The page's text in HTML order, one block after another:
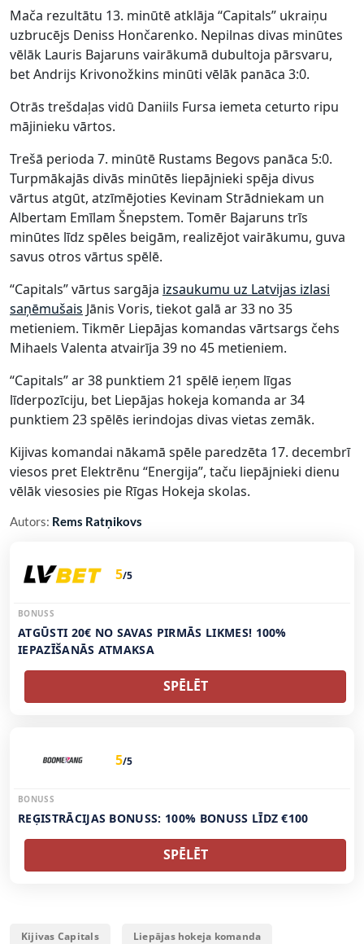
Mača rezultātu 13. minūtē atklāja “Capitals” ukraiņu
uzbrucējs Deniss Hončarenko. Nepilnas divas minūtes
vēlāk Lauris Bajaruns vairākumā dubultoja pārsvaru,
bet Andrijs Krivonožkins minūti vēlāk panāca 3:0.
Otrās trešdaļas vidū Daniils Fursa iemeta ceturto ripu
mājinieku vārtos.
Trešā perioda 7. minūtē Rustams Begovs panāca 5:0.
Turpmākajās divās minūtēs liepājnieki spēja divus
vārtus atgūt, atzīmējoties Kevinam Strādniekam un
Albertam Emīlam Šnepstem. Tomēr Bajaruns trīs
minūtes līdz spēles beigām, realizējot vairākumu, guva
savus otros vārtus spēlē.
“Capitals” vārtus sargāja izsaukumu uz Latvijas izlasi
saņēmušais Jānis Voris, tiekot galā ar 33 no 35
metieniem. Tikmēr Liepājas komandas vārtsargs čehs
Mihaels Valenta atvairīja 39 no 45 metieniem.
“Capitals” ar 38 punktiem 21 spēlē ieņem līgas
līderpozīciju, bet Liepājas hokeja komanda ar 34
punktiem 23 spēlēs ierindojas divas vietas zemāk.
Kijivas komandai nākamā spēle paredzēta 17. decembrī
viesos pret Elektrēnu “Energija”, taču liepājnieki dienu
vēlāk viesosies pie Rīgas Hokeja skolas.
Autors: Rems Ratņikovs
5/5
BONUSS
ATGŪSTI 20€ NO SAVAS PIRMĀS LIKMES! 100%
IEPAZĪŠANĀS ATMAKSA
SPĒLĒT
5/5
BONUSS
REĢISTRĀCIJAS BONUSS: 100% BONUSS LĪDZ €100
SPĒLĒT
Kijivas Capitals Liepājas hokeja komanda